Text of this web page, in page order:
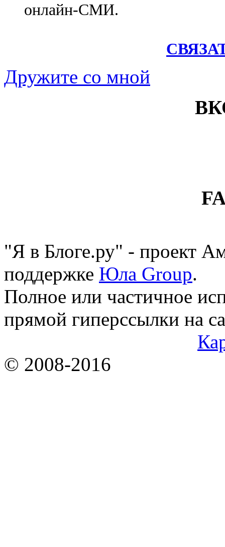
онлайн-СМИ.
Дружите со мной
"Я в Блоге.ру" - проект
поддержке Юла Group.
Полное или частичное
прямой гиперссылки на
© 2008-2016